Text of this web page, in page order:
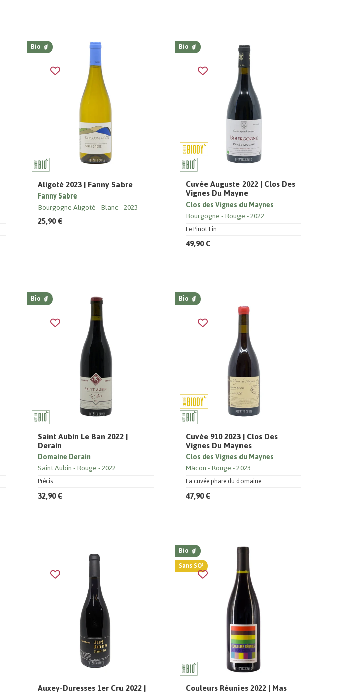
Bio
Aligoté 2023 | Fanny Sabre
Fanny Sabre
Bourgogne Aligoté Blanc 2023
25,90 €
Bio
Cuvée Auguste 2022 | Clos Des
Vignes Du Mayne
Le Pinot Fin
Clos des Vignes du Maynes
Bourgogne Rouge 2022
49,90 €
Bio
Saint Aubin Le Ban 2022 |
Derain
Précis
Domaine Derain
Saint Aubin Rouge 2022
32,90 €
Bio
Cuvée 910 2023 | Clos Des
Vignes Du Maynes
La cuvée phare du domaine
Clos des Vignes du Maynes
Mâcon Rouge 2023
47,90 €
Auxey-Duresses 1er Cru 2022 |
Bio
Sans SO²
Couleurs Réunies 2022 | Mas